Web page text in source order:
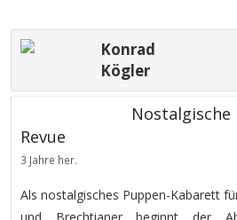
Konrad
Kögler
Revue
3 Jahre her.
Als nostalgisches Puppen-Kabarett